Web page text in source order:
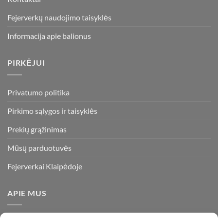
Fejerverkų naudojimo taisyklės
Informacija apie balionus
PIRKĖJUI
Privatumo politika
Pirkimo sąlygos ir taisyklės
Prekių grąžinimas
Mūsų parduotuvės
Fejerverkai Klaipėdoje
APIE MUS